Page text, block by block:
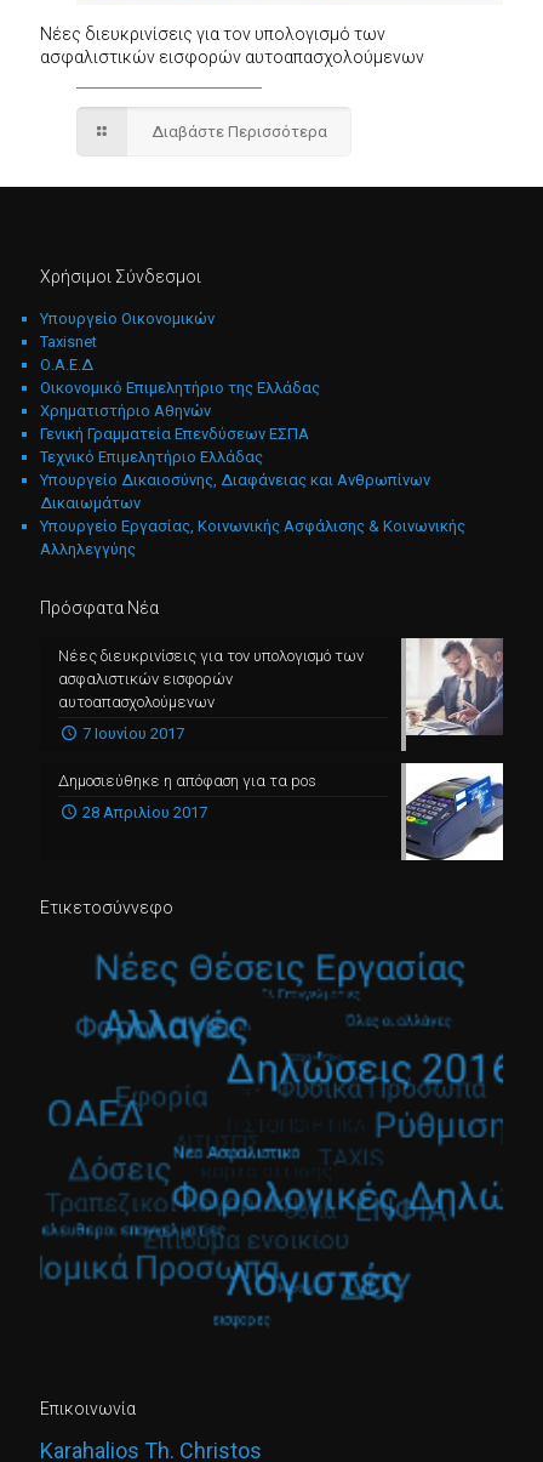
Νέες διευκρινίσεις για τον υπολογισμό των
ασφαλιστικών εισφορών αυτοαπασχολούμενων
Διαβάστε Περισσότερα
Χρήσιμοι Σύνδεσμοι
Υπουργείο Οικονομικών
Taxisnet
Ο.Α.Ε.Δ
Οικονομικό Επιμελητήριο της Ελλάδας
Χρηματιστήριο Αθηνών
Γενική Γραμματεία Επενδύσεων ΕΣΠΑ
Τεχνικό Επιμελητήριο Ελλάδας
Υπουργείο Δικαιοσύνης, Διαφάνειας και Ανθρωπίνων
Δικαιωμάτων
Υπουργείο Εργασίας, Κοινωνικής Ασφάλισης & Κοινωνικής
Αλληλεγγύης
Πρόσφατα Νέα
Νέες διευκρινίσεις για τον υπολογισμό των
ασφαλιστικών εισφορών
αυτοαπασχολούμενων
7 Ιουνίου 2017
Δημοσιεύθηκε η απόφαση για τα pos
28 Απριλίου 2017
Ετικετοσύννεφο
Επικοινωνία
Karahalios Th. Christos